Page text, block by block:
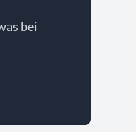
bei